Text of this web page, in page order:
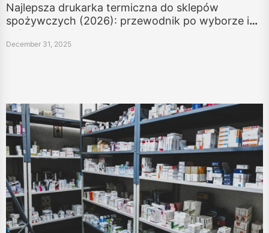
Najlepsza drukarka termiczna do sklepów
spożywczych (2026): przewodnik po wyborze i
najlepsze wybory
December 31, 2025